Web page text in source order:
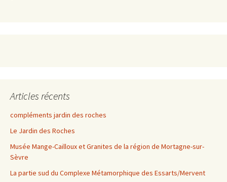
Articles récents
compléments jardin des roches
Le Jardin des Roches
Musée Mange-Cailloux et Granites de la région de Mortagne-sur-
Sèvre
La partie sud du Complexe Métamorphique des Essarts/Mervent